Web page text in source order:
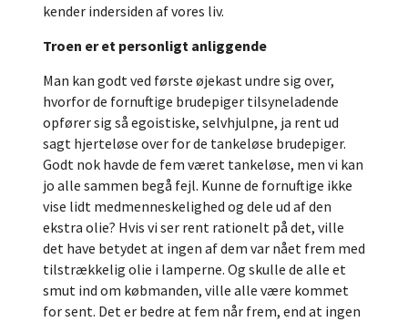
kender indersiden af vores liv.
Troen er et personligt anliggende
Man kan godt ved første øjekast undre sig over,
hvorfor de fornuftige brudepiger tilsyneladende
opfører sig så egoistiske, selvhjulpne, ja rent ud
sagt hjerteløse over for de tankeløse brudepiger.
Godt nok havde de fem været tankeløse, men vi kan
jo alle sammen begå fejl. Kunne de fornuftige ikke
vise lidt medmenneskelighed og dele ud af den
ekstra olie? Hvis vi ser rent rationelt på det, ville
det have betydet at ingen af dem var nået frem med
tilstrækkelig olie i lamperne. Og skulle de alle et
smut ind om købmanden, ville alle være kommet
for sent. Det er bedre at fem når frem, end at ingen